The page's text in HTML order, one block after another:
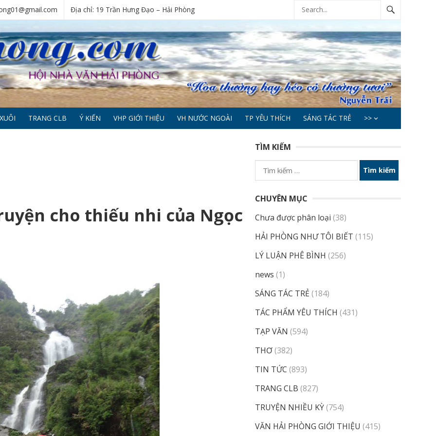
Địa chỉ: 19 Trần Hưng Đạo – Hải Phòng
TRANG CLB Ý KIẾN VHP GIỚI THIỆU VH NƯỚC NGOÀI TP YÊU THÍCH SÁNG TÁC TRẺ >>
cho thiếu nhi của Ngọc
TÌM KIẾM
Tìm
kiếm
CHUYÊN MỤC
Chưa được phân loại (38)
HẢI PHÒNG NHƯ TÔI BIẾT (115)
LÝ LUẬN PHÊ BÌNH (256)
news (1)
SÁNG TÁC TRẺ (184)
TÁC PHẨM YÊU THÍCH (431)
TẠP VĂN (594)
THƠ(382)
TIN TỨC (893)
TRANG CLB (827)
TRUYỆN NHIỀU KỲ(754)
VĂN HẢI PHÒNG GIỚI THIỆU (415)